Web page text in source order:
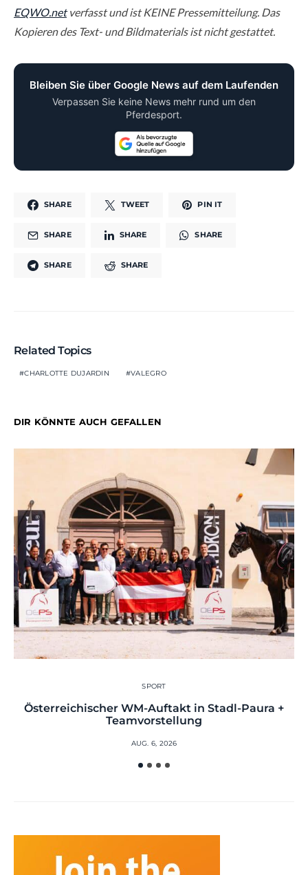
EQWO.netverfasst und ist KEINE Pressemitteilung. Das
Kopieren des Text- und Bildmaterials ist nicht gestattet.
Bleiben Sie über Google News auf dem Laufenden
Verpassen Sie keine News mehr rund um den
Pferdesport.
SHARE TWEET PIN IT
SHARE SHARE SHARE
SHARE SHARE
Related Topics
CHARLOTTE DUJARDIN VALEGRO
DIR KÖNNTE AUCH GEFALLEN
SPORT
Österreichischer WM-Auftakt in Stadl-Paura +
Teamvorstellung
AUG. 6, 2026